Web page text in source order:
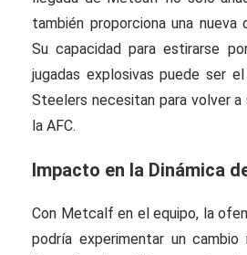
también proporciona una nueva
Su capacidad para estirarse
jugadas explosivas puede ser
Steelers necesitan para volver
la AFC.
Impacto en la Dinámica
Con Metcalf en el equipo, la
podría experimentar un cambio